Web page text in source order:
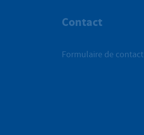
Contact
Formulaire de contact